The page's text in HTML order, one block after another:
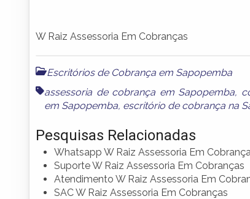
W Raiz Assessoria Em Cobranças
Escritórios de Cobrança em Sapopemba
assessoria de cobrança em Sapopemba,
em Sapopemba, escritório de cobrança na
Pesquisas Relacionadas
Whatsapp W Raiz Assessoria Em
Suporte W Raiz Assessoria Em Cobranças
Atendimento W Raiz Assessoria Em
SAC W Raiz Assessoria Em Cobranças